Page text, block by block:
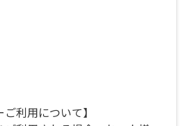
ご利用について】